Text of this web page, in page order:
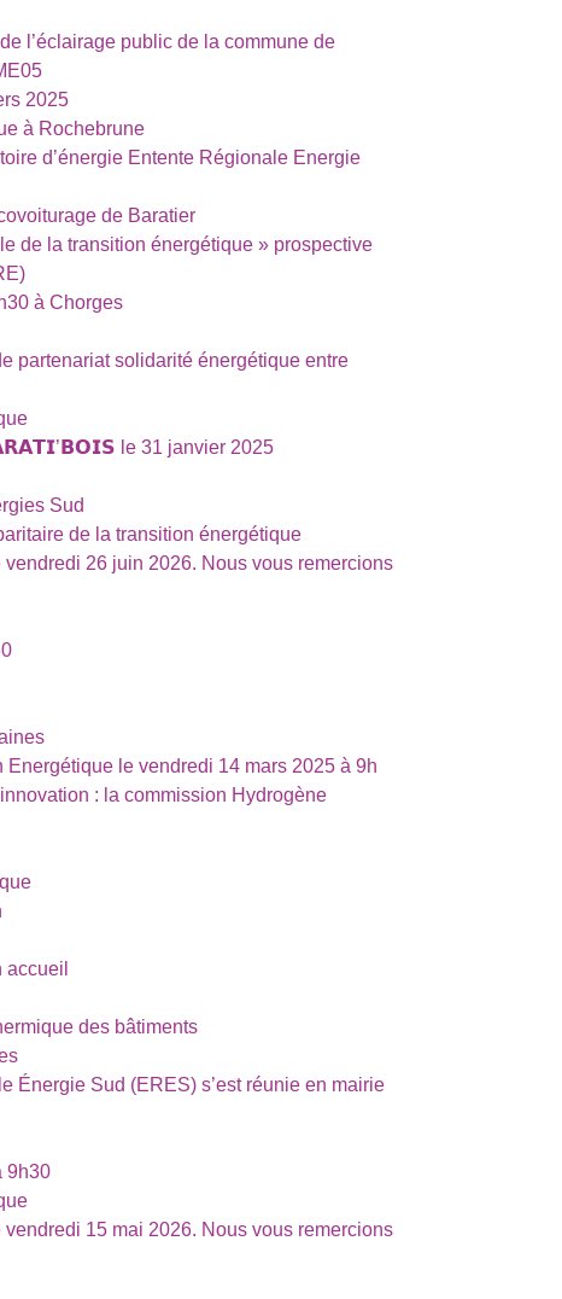
l’éclairage public de la commune de
2025
à Rochebrune
d’énergie Entente Régionale Energie
de Baratier
de la transition énergétique » prospective
à Chorges
partenariat solidarité énergétique entre
le 31 janvier 2025
Sud
de la transition énergétique
26 juin 2026. Nous vous remercions
le vendredi 14 mars 2025 à 9h
: la commission Hydrogène
des bâtiments
Énergie Sud (ERES) s’est réunie en mairie
9h30
15 mai 2026. Nous vous remercions